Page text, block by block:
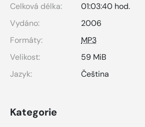
Celková délka:
01:03:40 hod.
Vydáno:
2006
Formáty:
MP3
Velikost:
59 MiB
Jazyk:
Čeština
Kategorie